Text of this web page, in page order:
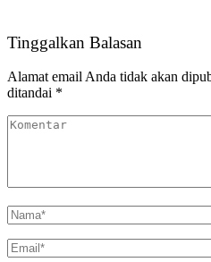
Tinggalkan Balasan
Alamat email Anda tidak akan
ditandai *